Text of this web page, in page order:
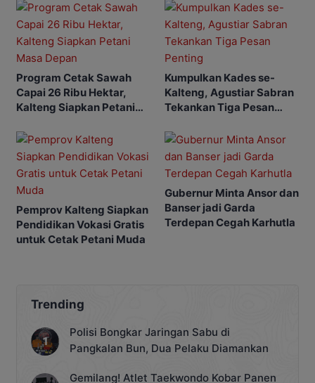
Program Cetak Sawah
Capai 26 Ribu Hektar,
Kalteng Siapkan Petani
Kumpulkan Kades se-
Kalteng, Agustiar Sabran
Tekankan Tiga Pesan
Pemprov Kalteng Siapkan
Pendidikan Vokasi Gratis
untuk Cetak Petani Muda
Gubernur Minta Ansor dan
Banser jadi Garda
Terdepan Cegah Karhutla
Trending
Polisi Bongkar Jaringan Sabu di
Pangkalan Bun, Dua Pelaku Diamankan
Gemilang! Atlet Taekwondo Kobar Panen